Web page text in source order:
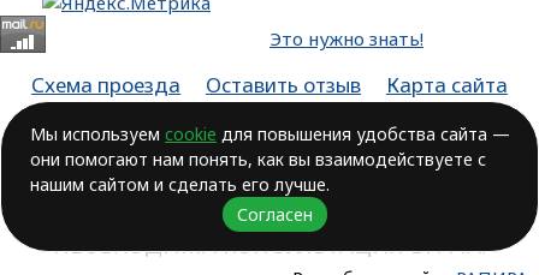
Это нужно знать!
Схема проезда Оставить отзыв
Карта сайта
Лицензия № ЛО-74-01-003806, от 14.10.2016, выдана Министерством
здравоохранения Челябинской области
ВОЗМОЖНЫ ПРОТИВОПОКАЗАНИЯ.
НЕОБХОДИМА КОНСУЛЬТАЦИЯ ВРАЧА!
Мы используем cookie для повышения удобства сайта —
они помогают нам понять, как вы взаимодействуете с
нашим сайтом и сделать его лучше.
Согласен